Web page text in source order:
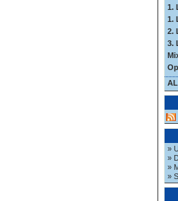
1.
1.
2.
3.
»
»
»
»